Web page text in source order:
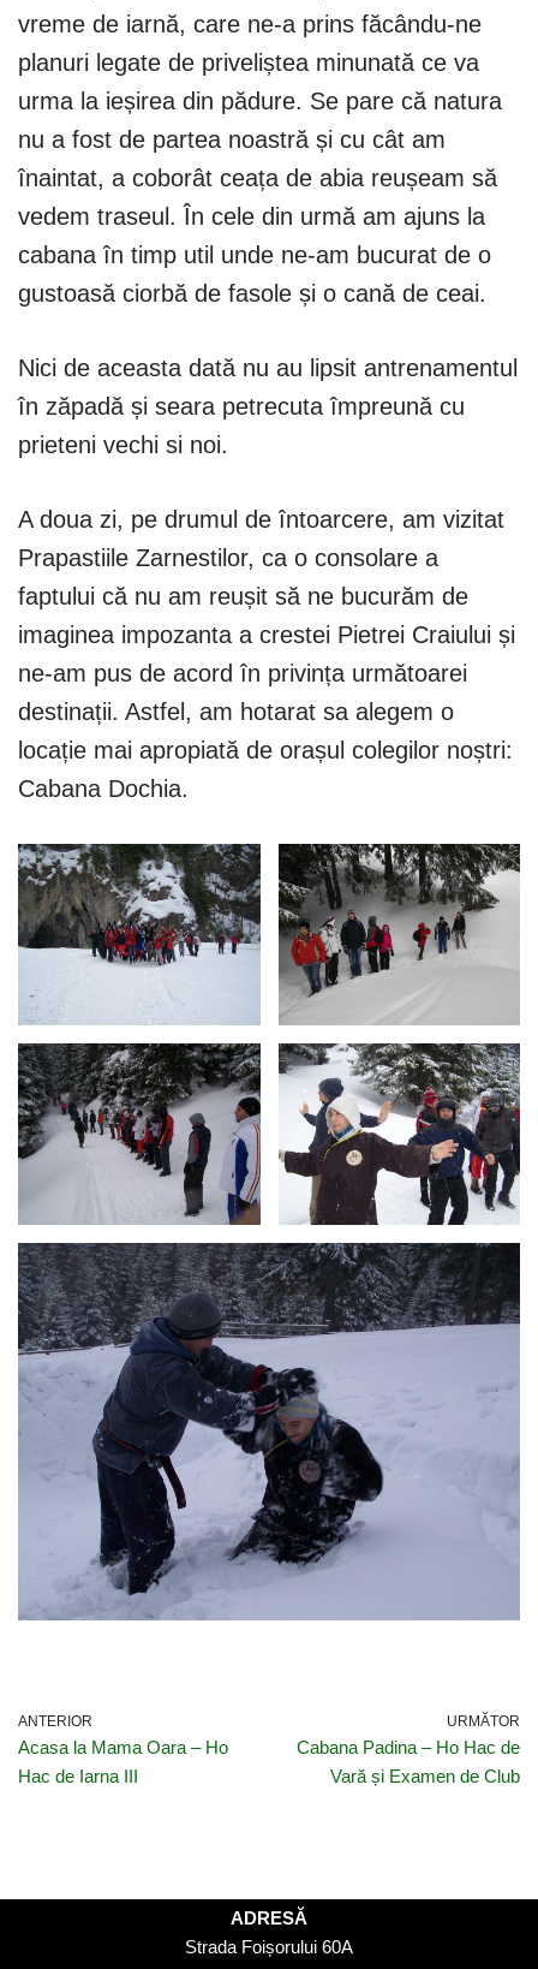
vreme de iarnă, care ne-a prins făcându-ne
planuri legate de priveliștea minunată ce va
urma la ieșirea din pădure. Se pare că natura
nu a fost de partea noastră și cu cât am
înaintat, a coborât ceața de abia reușeam să
vedem traseul. În cele din urmă am ajuns la
cabana în timp util unde ne-am bucurat de o
gustoasă ciorbă de fasole și o cană de ceai.
Nici de aceasta dată nu au lipsit antrenamentul
în zăpadă și seara petrecuta împreună cu
prieteni vechi si noi.
A doua zi, pe drumul de întoarcere, am vizitat
Prapastiile Zarnestilor, ca o consolare a
faptului că nu am reușit să ne bucurăm de
imaginea impozanta a crestei Pietrei Craiului și
ne-am pus de acord în privința următoarei
destinații. Astfel, am hotarat sa alegem o
locație mai apropiată de orașul colegilor noștri:
Cabana Dochia.
ANTERIOR
Acasa la Mama Oara – Ho
Hac de Iarna III
URMĂTOR
Cabana Padina – Ho Hac de
Vară și Examen de Club
ADRESĂ
Strada Foișorului 60A